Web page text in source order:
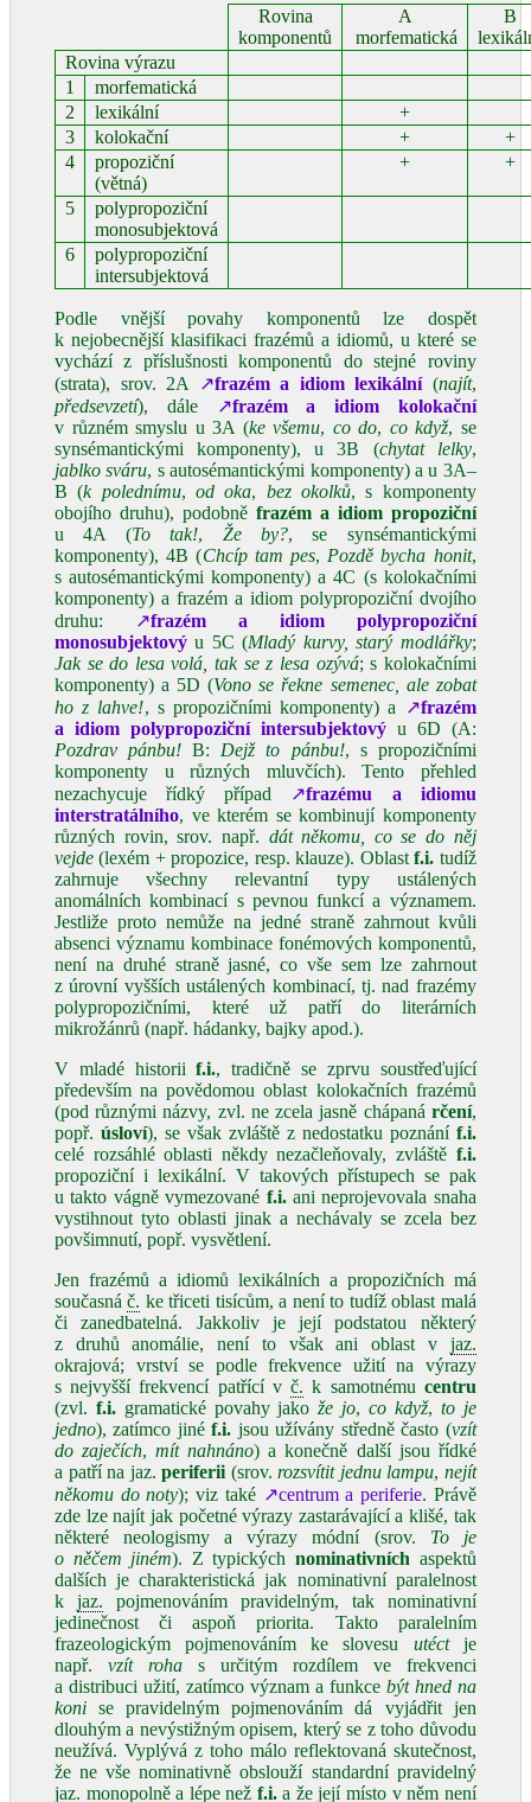
Rovina
komponentů
A
‪ morfematická
B
Rovina výrazu
1
morfematická
2
lexikální
+
3
kolokační +
+
4
propoziční
(větná)
+ +
5
polypropoziční
monosubjektová
6
polypropoziční
intersubjektová
Podle vnější povahy komponentů lze dospět
k nejobecnější klasifikaci frazémů a idiomů, u které se
vychází z příslušnosti komponentů do stejné roviny
(strata), srov. 2A
↗frazém a idiom lexikální(najít,
předsevzetí), dále ↗frazém a idiom kolokační
v různém smyslu u 3A (ke všemu, co do, co když, se
synsémantickými komponenty), u 3B (chytat lelky,
jablko sváru, s autosémantickými komponenty) a u 3A–
B (k polednímu,od oka, bez okolků, s komponenty
obojího druhu), podobně frazém a idiom propoziční
u 4A (To tak!, Že by?, se synsémantickými
komponenty), 4B (Chcíp tam pes, Pozdě bycha honit,
s autosémantickými komponenty) a 4C (s kolokačními
komponenty) a frazém a idiom polypropoziční dvojího
druhu:
↗frazém a idiom polypropoziční
monosubjektový u 5C (Mladý kurvy, starý modlářky;
Jak se do lesa volá, tak se z lesa ozývá; s kolokačními
komponenty) a 5D (Vono se řekne semenec, ale zobat
ho z lahve!, s propozičními komponenty) a ↗frazém
a idiom polypropoziční intersubjektovýu 6D (A:
Pozdrav pánbu! B: Dejž to pánbu!, s propozičními
komponenty u různých mluvčích). Tento přehled
nezachycuje řídký případ ↗frazému a idiomu
interstratálního, ve kterém se kombinují komponenty
různých rovin, srov. např. dát někomu, co se do něj
vejde (lexém + propozice, resp. klauze). Oblastf.i. tudíž
zahrnuje všechny relevantní typy ustálených
anomálních kombinací s pevnou funkcí a významem.
Jestliže proto nemůže na jedné straně zahrnout kvůli
absenci významu kombinace fonémových komponentů,
není na druhé straně jasné, co vše sem lze zahrnout
z úrovní vyšších ustálených kombinací, tj. nad frazémy
polypropozičními, které už patří do literárních
mikrožánrů (např. hádanky, bajky apod.).
V mladé historiif.i., tradičně se zprvu soustřeďující
především na povědomou oblast kolokačních frazémů
(pod různými názvy, zvl. ne zcela jasně chápaná rčení,
popř. úsloví), se však zvláště z nedostatku poznání f.i.
celé rozsáhlé oblasti někdy nezačleňovaly, zvláště f.i.
propoziční i lexikální. V takových přístupech se pak
u takto vágně vymezované f.i.ani neprojevovala snaha
vystihnout tyto oblasti jinak a nechávaly se zcela bez
povšimnutí, popř. vysvětlení.
Jen frazémů a idiomů lexikálních a propozičních má
současnáč. ke třiceti tisícům, a není to tudíž oblast malá
či zanedbatelná. Jakkoliv je její podstatou některý
z druhů anomálie, není to však ani oblast v jaz.
okrajová; vrství se podle frekvence užití na výrazy
s nejvyšší frekvencí patřící vč. k samotnému centru
(zvl. f.i.gramatické povahy jakože jo,co když, to je
jedno), zatímco jinéf.i. jsou užívány středně často (vzít
do zaječích,mít nahnáno) a konečně další jsou řídké
a patří na jaz.periferii (srov.rozsvítit jednu lampu, nejít
někomu do noty); viz také ↗centrum a periferie. Právě
zde lze najít jak početné výrazy zastarávající a klišé, tak
některé neologismy a výrazy módní (srov. To je
o něčem jiném). Z typickýchnominativních aspektů
dalších je charakteristická jak nominativní paralelnost
k jaz. pojmenováním pravidelným, tak nominativní
jedinečnost či aspoň priorita. Takto paralelním
frazeologickým pojmenováním ke slovesu utéctje
např. vzít rohas určitým rozdílem ve frekvenci
a distribuci užití, zatímco význam a funkce být hned na
koni se pravidelným pojmenováním dá vyjádřit jen
dlouhým a nevýstižným opisem, který se z toho důvodu
neužívá. Vyplývá z toho málo reflektovaná skutečnost,
že ne vše nominativně obslouží standardní pravidelný
jaz. monopolně a lépe než f.i.a že její místo v něm není